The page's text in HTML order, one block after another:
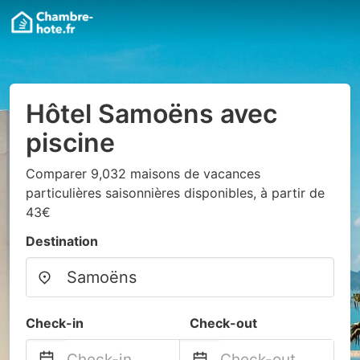
Hôtel Samoëns avec
piscine
Comparer 9,032 maisons de vacances
particulières saisonnières disponibles, à partir de
43€
Destination
Check-in Check-out